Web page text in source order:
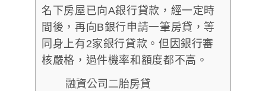
名下房屋已向A銀行貸款，經一定時
間後，再向B銀行申請一筆房貸，等
同身上有2家銀行貸款。但因銀行審
核嚴格，過件機率和額度都不高。
融資公司二胎房貸